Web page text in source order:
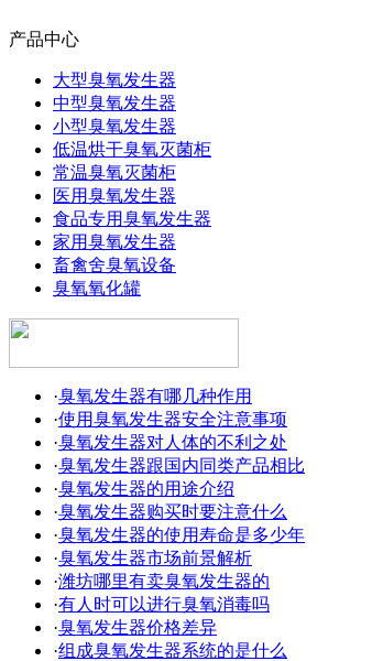
产品中心
大型臭氧发生器
中型臭氧发生器
小型臭氧发生器
低温烘干臭氧灭菌柜
常温臭氧灭菌柜
医用臭氧发生器
食品专用臭氧发生器
家用臭氧发生器
畜禽舍臭氧设备
臭氧氧化罐
·臭氧发生器有哪几种作用
·使用臭氧发生器安全注意事项
·臭氧发生器对人体的不利之处
·臭氧发生器跟国内同类产品相比
·臭氧发生器的用途介绍
·臭氧发生器购买时要注意什么
·臭氧发生器的使用寿命是多少年
·臭氧发生器市场前景解析
·潍坊哪里有卖臭氧发生器的
·有人时可以进行臭氧消毒吗
·臭氧发生器价格差异
·组成臭氧发生器系统的是什么